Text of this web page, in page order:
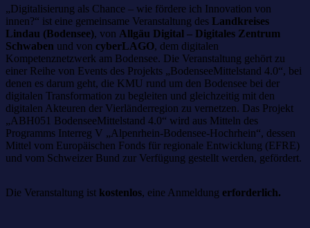
„Digitalisierung als Chance – wie fördere ich Innovation von
innen?“ ist eine gemeinsame Veranstaltung des Landkreises
Lindau (Bodensee), von Allgäu Digital – Digitales Zentrum
Schwaben und von cyberLAGO, dem digitalen
Kompetenznetzwerk am Bodensee. Die Veranstaltung gehört zu
einer Reihe von Events des Projekts „BodenseeMittelstand 4.0“, bei
denen es darum geht, die KMU rund um den Bodensee bei der
digitalen Transformation zu begleiten und gleichzeitig mit den
digitalen Akteuren der Vierländerregion zu vernetzen. Das Projekt
„ABH051 BodenseeMittelstand 4.0“ wird aus Mitteln des
Programms Interreg V „Alpenrhein-Bodensee-Hochrhein“, dessen
Mittel vom Europäischen Fonds für regionale Entwicklung (EFRE)
und vom Schweizer Bund zur Verfügung gestellt werden, gefördert.
Die Veranstaltung ist kostenlos, eine Anmeldung erforderlich.